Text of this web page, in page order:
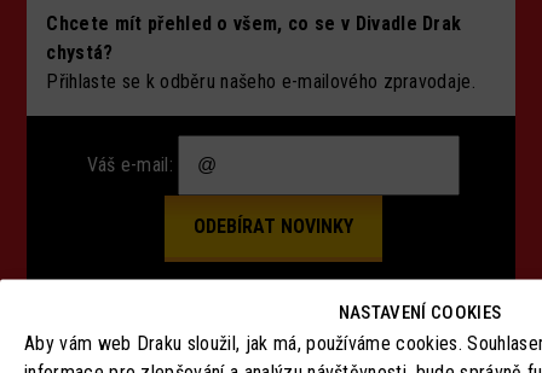
NASTAVENÍ COOKIES
Aby vám web Draku sloužil, jak má, používáme cookies.
Chcete mít přehled o všem, co se v Divadle Drak
chystá?
Přihlaste se k odběru našeho e-mailového zpravodaje.
Váš e-mail:
SLEDUJTE NÁS